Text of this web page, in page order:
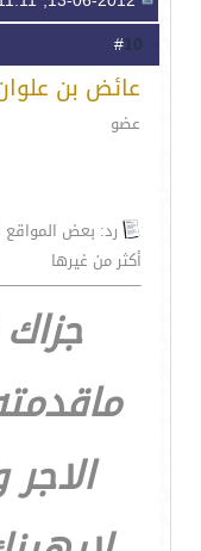
10
عائض بن
عضو
رد: بعض
أكثر من غيرها